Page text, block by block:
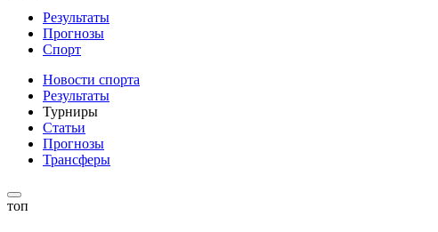
Результаты
Прогнозы
Спорт
Новости спорта
Результаты
Турниры
Статьи
Прогнозы
Трансферы
топ